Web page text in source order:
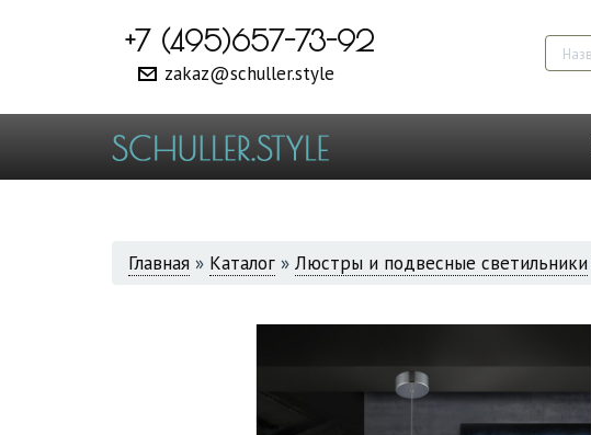
+7 (495)657-73-92
zakaz@schuller.style
ВЫ
Главная » Каталог » Люстры и подвесные светильники